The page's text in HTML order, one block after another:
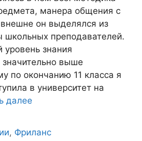
манера общения с
он выделялся из
школьных преподавателей.
уровень знания
значительно выше
по окончанию 11 класса я
в университет на
далее
, Фриланс